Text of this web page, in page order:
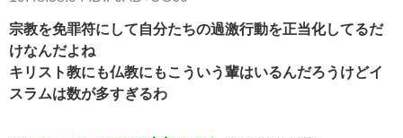
宗教を免罪符にして自分たちの過激行動を正当化してるだ
けなんだよね
キリスト教にも仏教にもこういう輩はいるんだろうけどイ
スラムは数が多すぎるわ